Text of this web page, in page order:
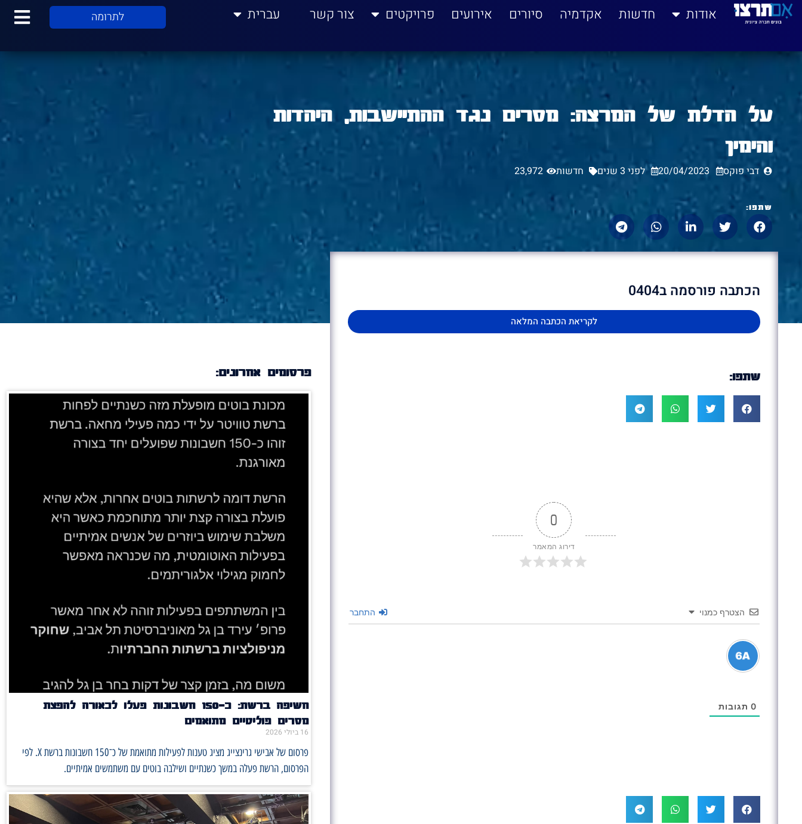
לתוכן אודות חדשות אקדמיה סיורים אירועים פרויקטים צור קשר עברית לתרומה
על הדלת של המרצה: מסרים נגד ההתיישבות, היהדות
והימין
דבי פוקס 20/04/2023 לפני 3 שנים חדשות 23,972
שתפו:
הכתבה פורסמה ב0404
לקריאת הכתבה המלאה
שתפו:
0
דירוג המאמר
הצטרף כמנוי התחבר
0 תגובות
פרסומים אחרונים:
חשיפה ברשת: כ־150 חשבונות פעלו לכאורה להפצת
מסרים פוליטיים מתואמים
16 ביולי 2026
פרסום של אבישי גרינצייג מציג טענות לפעילות מתואמת של כ־150 חשבונות ברשת X. לפי
הפרסום, הרשת פעלה במשך כשנתיים ושילבה בוטים עם משתמשים אמיתיים.